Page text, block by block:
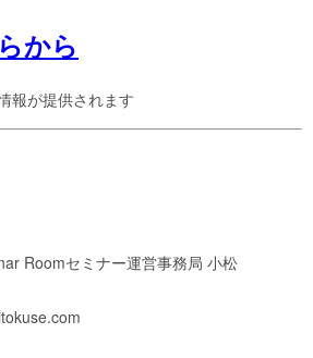
から
報が提供されます
Roomセミナー運営事務局 小松